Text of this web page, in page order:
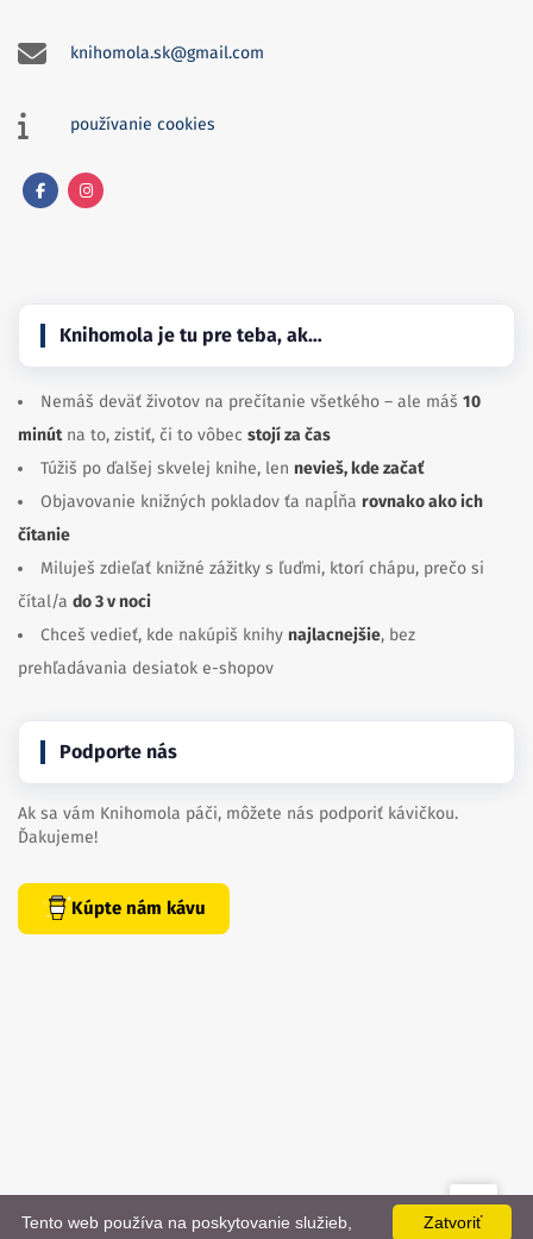
knihomola.sk@gmail.com
používanie cookies
Knihomola je tu pre teba, ak…
Nemáš deväť životov na prečítanie všetkého – ale máš 10
minútna to, zistiť, či to vôbec stojí za čas
Túžiš po ďalšej skvelej knihe, len nevieš, kde začať
Objavovanie knižných pokladov ťa napĺňa rovnako ako ich
čítanie
Miluješ zdieľať knižné zážitky s ľuďmi, ktorí chápu, prečo si
čítal/a do 3 v noci
Chceš vedieť, kde nakúpiš knihy najlacnejšie, bez
prehľadávania desiatok e-shopov
Podporte nás
Ak sa vám Knihomola páči, môžete nás podporiť kávičkou.
Ďakujeme!
Kúpte nám kávu
Zatvoriť
Tento web používa na poskytovanie služieb,